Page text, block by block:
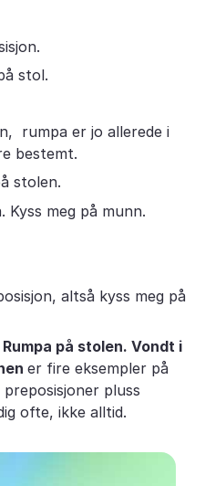
stol.
rumpa er jo allerede i
bestemt.
stolen.
Kyss meg på munn.
altså kyss meg på
på stolen. Vondt i
er fire eksempler på
pluss
ofte, ikke alltid.